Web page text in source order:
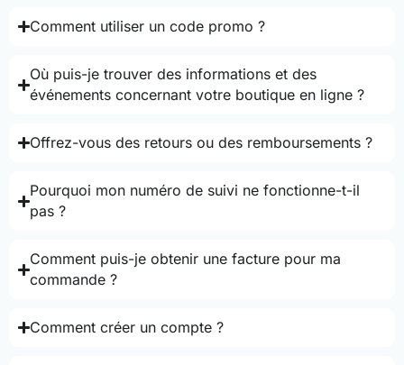
Comment utiliser un code promo ?
Où puis-je trouver des informations et des
événements concernant votre boutique en ligne ?
Offrez-vous des retours ou des remboursements ?
Pourquoi mon numéro de suivi ne fonctionne-t-il
pas ?
Comment puis-je obtenir une facture pour ma
commande ?
Comment créer un compte ?